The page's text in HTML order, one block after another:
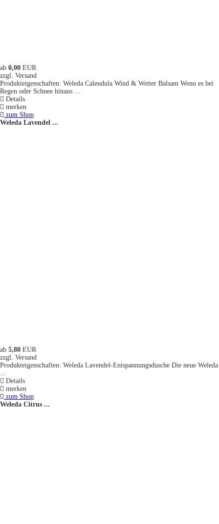
ab 0,00 EUR
zzgl. Versand
Produkteigenschaften: Weleda Calendula Wind & Wetter Balsam Wenn es bei
Regen oder Schnee hinaus ...
Details
merken
zum Shop
Weleda Lavendel ...
ab 5,80 EUR
zzgl. Versand
Produkteigenschaften: Weleda Lavendel-Entspannungsdusche Die neue Weleda
...
Details
merken
zum Shop
Weleda Citrus ...